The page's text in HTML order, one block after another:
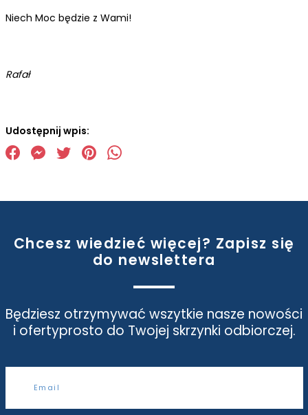
Udostępnij wpis:
Niech Moc będzie z Wami!
Rafał
Chcesz wiedzieć więcej? Zapisz się
do newslettera
Będziesz otrzymywać wszytkie nasze nowości
i ofertyprosto do Twojej skrzynki odbiorczej.